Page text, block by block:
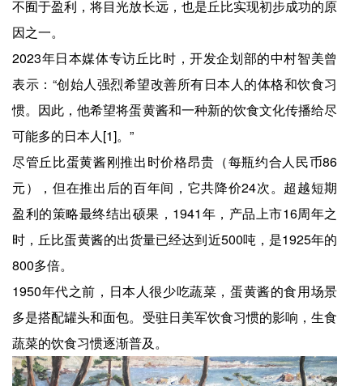
不囿于盈利，将目光放长远，也是丘比实现初步成功的原
因之一。
2023年日本媒体专访丘比时，开发企划部的中村智美曾
表示：“创始人强烈希望改善所有日本人的体格和饮食习
惯。因此，他希望将蛋黄酱和一种新的饮食文化传播给尽
可能多的日本人[1]。”
尽管丘比蛋黄酱刚推出时价格昂贵（每瓶约合人民币86
元），但在推出后的百年间，它共降价24次。超越短期
盈利的策略最终结出硕果，1941年，产品上市16周年之
时，丘比蛋黄酱的出货量已经达到近500吨，是1925年的
800多倍。
1950年代之前，日本人很少吃蔬菜，蛋黄酱的食用场景
多是搭配罐头和面包。受驻日美军饮食习惯的影响，生食
蔬菜的饮食习惯逐渐普及。